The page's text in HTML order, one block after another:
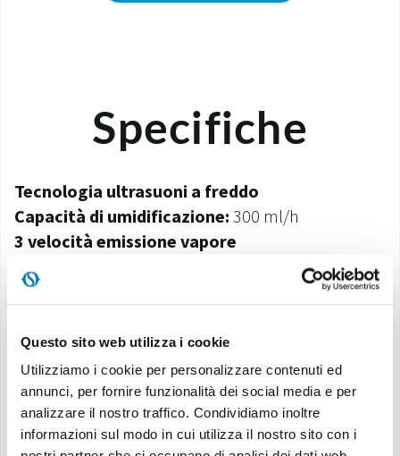
Questo sito web utilizza i cookie
Utilizziamo i cookie per personalizzare contenuti ed
annunci, per fornire funzionalità dei social media e per
analizzare il nostro traffico. Condividiamo inoltre
informazioni sul modo in cui utilizza il nostro sito con i
Specifiche
Tecnologia ultrasuoni a freddo
Capacità di umidificazione: 300 ml/h
3 velocità emissione vapore
Capacità tanica:
Timer 8h
Allarme tanica vuota
Area umidificabile:40 m²
Caratteristiche